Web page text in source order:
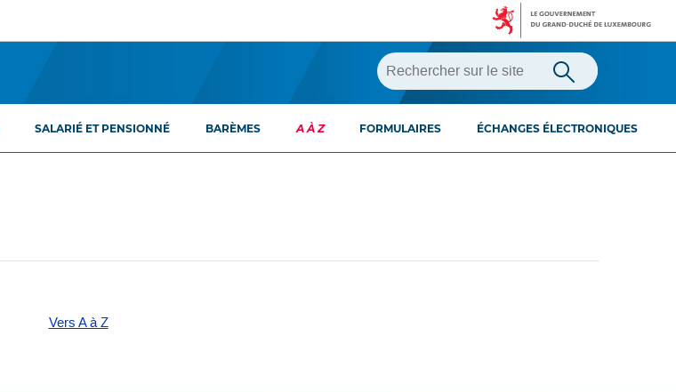
SALARIÉ ET PENSIONNÉ BARÈMES A À Z FORMULAIRES ÉCHANGES ÉLECTRONIQUES
Vers A à Z